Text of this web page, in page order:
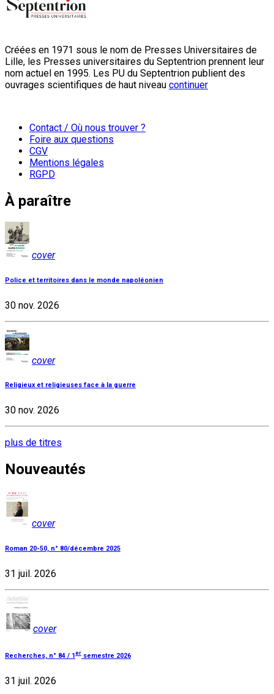
Créées en 1971 sous le nom de Presses Universitaires de
Lille, les Presses universitaires du Septentrion prennent leur
nom actuel en 1995. Les PU du Septentrion publient des
ouvrages scientifiques de haut niveau continuer
Contact / Où nous trouver ?
Foire aux questions
CGV
Mentions légales
RGPD
À paraître
cover
Police et territoires dans le monde napoléonien
30 nov. 2026
cover
Religieux et religieuses face à la guerre
30 nov. 2026
plus de titres
Nouveautés
cover
Roman 20-50, n° 80/décembre 2025
31 juil. 2026
cover
Recherches, n° 84 / 1er semestre 2026
31 juil. 2026